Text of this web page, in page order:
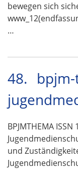
bewegen sich
…
48.
BPJMTHEMA
und